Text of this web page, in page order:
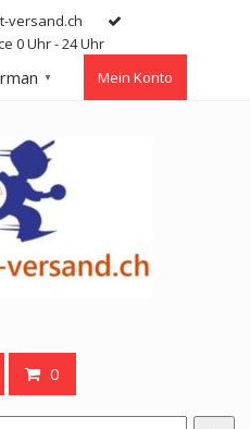
versand.ch
0 Uhr - 24 Uhr
▼ Mein Konto
0